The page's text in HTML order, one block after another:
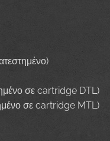
σε cartridge DTL)
σε cartridge MTL)